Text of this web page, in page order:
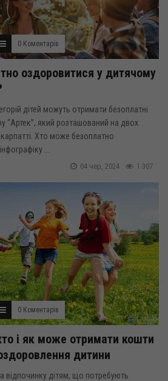
0 Коментарів
оздоровитися у дитячому
дітей можуть отримати безоплатні
“Артек”, який розташований на двох
Хто може безоплатно
...
1 307
04 чер, 2024
0 Коментарів
і як може отримати кошти
дитини
відпочинку дітям, що потребують